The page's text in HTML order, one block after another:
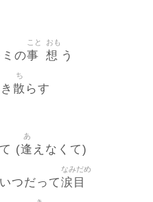
の事
こと
想
おも
う
散
ち
らす
(逢
あ
えなくて)
つだって涙目
なみだめ